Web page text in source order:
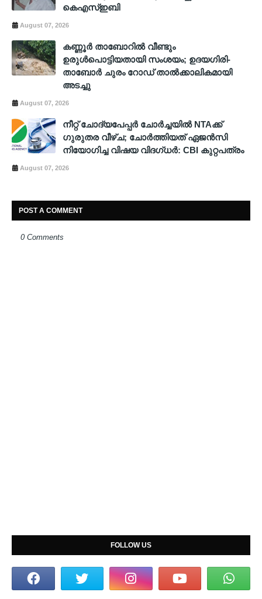
കെഎസ്ഇബി
August 07, 2026
കണ്ണൂർ താബോറിൽ വീണ്ടും
ഉരുൾപൊട്ടിയതായി സംശയം; ഉദയഗിരി-
താബോർ ചുരം റോഡ് താൽക്കാലികമായി
അടച്ചു
August 07, 2026
നീറ്റ് ചോദ്യപേപ്പർ ചോർച്ചയിൽ NTAക്ക്
ഗുരുതര വീഴ്ച; ചോർത്തിയത് ഏജൻസി
നിയോഗിച്ച വിഷയ വിദഗ്ധർ: CBI കുറ്റപത്രം
August 07, 2026
POST A COMMENT
0 Comments
FOLLOW US